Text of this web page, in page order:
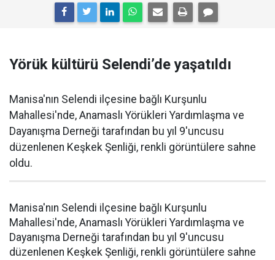
Yörük kültürü Selendi’de yaşatıldı
Manisa'nın Selendi ilçesine bağlı Kurşunlu
Mahallesi'nde, Anamaslı Yörükleri Yardımlaşma ve
Dayanışma Derneği tarafından bu yıl 9'uncusu
düzenlenen Keşkek Şenliği, renkli görüntülere sahne
oldu.
Manisa'nın Selendi ilçesine bağlı Kurşunlu
Mahallesi'nde, Anamaslı Yörükleri Yardımlaşma ve
Dayanışma Derneği tarafından bu yıl 9'uncusu
düzenlenen Keşkek Şenliği, renkli görüntülere sahne